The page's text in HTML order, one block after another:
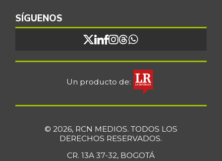
SÍGUENOS
Un producto de:
© 2026, RCN MEDIOS. TODOS LOS
DERECHOS RESERVADOS.
CR. 13A 37-32, BOGOTÁ